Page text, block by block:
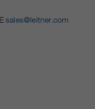
Esales@leitner.com